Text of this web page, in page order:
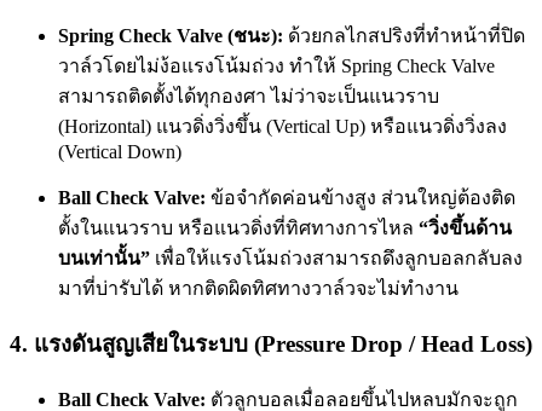
Spring Check Valve (ชนะ): ด้วยกลไกสปริงที่ทำหน้าที่ปิด
วาล์วโดยไม่ง้อแรงโน้มถ่วง ทำให้ Spring Check Valve
สามารถติดตั้งได้ทุกองศา ไม่ว่าจะเป็นแนวราบ
(Horizontal) แนวดิ่งวิ่งขึ้น (Vertical Up) หรือแนวดิ่งวิ่งลง
(Vertical Down)
Ball Check Valve: ข้อจำกัดค่อนข้างสูง ส่วนใหญ่ต้องติด
ตั้งในแนวราบ หรือแนวดิ่งที่ทิศทางการไหล “วิ่งขึ้นด้าน
บนเท่านั้น” เพื่อให้แรงโน้มถ่วงสามารถดึงลูกบอลกลับลง
มาที่บ่ารับได้ หากติดผิดทิศทางวาล์วจะไม่ทำงาน
4. แรงดันสูญเสียในระบบ (Pressure Drop / Head Loss)
Ball Check Valve: ตัวลูกบอลเมื่อลอยขึ้นไปหลบมักจะถูก